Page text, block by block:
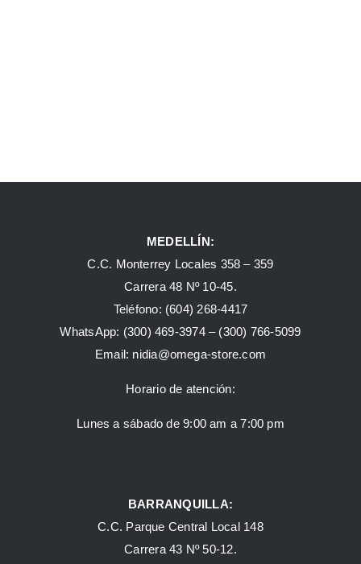
MEDELLÍN:
C.C. Monterrey Locales 358 – 359
Carrera 48 Nº 10-45.
Teléfono: (604) 268-4417
WhatsApp: (300) 469-3974 – (300) 766-5099
Email: nidia@omega-store.com
Horario de atención:
Lunes a sábado de 9:00 am a 7:00 pm
BARRANQUILLA:
C.C. Parque Central Local 148
Carrera 43 Nº 50-12.